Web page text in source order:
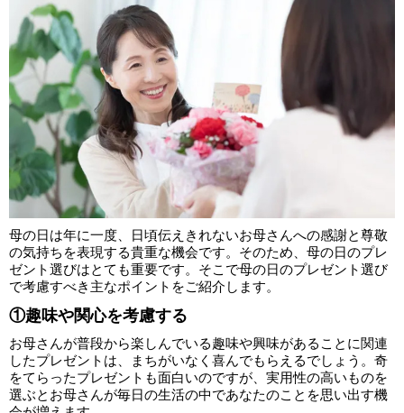
母の日は年に一度、日頃伝えきれないお母さんへの感謝と尊敬
の気持ちを表現する貴重な機会です。そのため、母の日のプレ
ゼント選びはとても重要です。そこで母の日のプレゼント選び
で考慮すべき主なポイントをご紹介します。
①趣味や関心を考慮する
お母さんが普段から楽しんでいる趣味や興味があることに関連
したプレゼントは、まちがいなく喜んでもらえるでしょう。奇
をてらったプレゼントも面白いのですが、実用性の高いものを
選ぶとお母さんが毎日の生活の中であなたのことを思い出す機